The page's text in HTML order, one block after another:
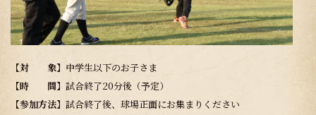
【対 象】 中学生以下のお子さま
【時 間】 試合終了20分後（予定）
【参加方法】 試合終了後、球場正面にお集まりください